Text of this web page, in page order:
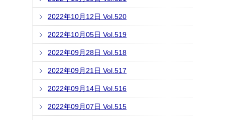
2022年10月12日 Vol.520
2022年10月05日 Vol.519
2022年09月28日 Vol.518
2022年09月21日 Vol.517
2022年09月14日 Vol.516
2022年09月07日 Vol.515